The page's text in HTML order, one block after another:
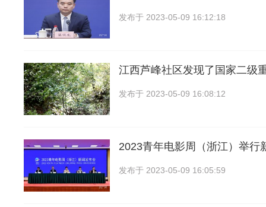
发布于 2023-05-09 16:12:18
江西芦峰社区发现了国家二级
发布于 2023-05-09 16:08:12
2023青年电影周（浙江）举行
发布于 2023-05-09 16:05:59